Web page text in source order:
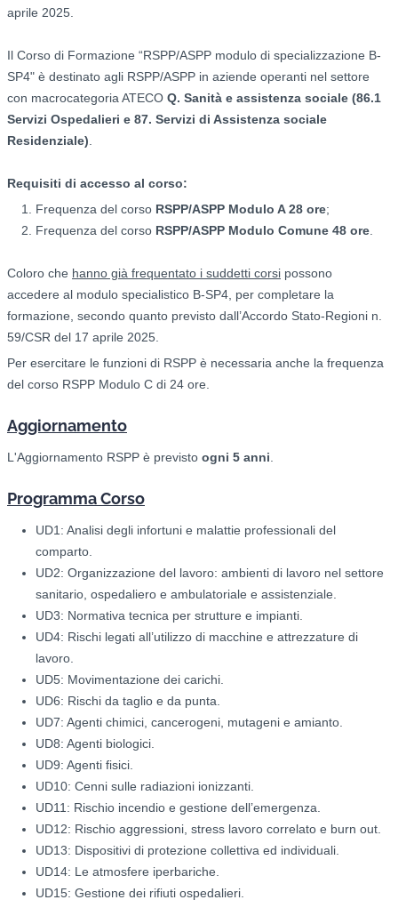
aprile 2025.
Il Corso di Formazione “RSPP/ASPP modulo di specializzazione B-
SP4" è destinato agli RSPP/ASPP in aziende operanti nel settore
con macrocategoria ATECO Q. Sanità e assistenza sociale (86.1
Servizi Ospedalieri e 87. Servizi di Assistenza sociale
Residenziale).
Requisiti di accesso al corso:
Frequenza del corso RSPP/ASPP Modulo A 28 ore;
Frequenza del corso RSPP/ASPP Modulo Comune 48 ore.
Coloro che hanno già frequentato i suddetti corsi possono
accedere al modulo specialistico B-SP4, per completare la
formazione, secondo quanto previsto dall’Accordo Stato-Regioni n.
59/CSR del 17 aprile 2025.
Per esercitare le funzioni di RSPP è necessaria anche la frequenza
del corso RSPP Modulo C di 24 ore.
Aggiornamento
L'Aggiornamento RSPP è previsto ogni 5 anni.
Programma Corso
UD1: Analisi degli infortuni e malattie professionali del
comparto.
UD2: Organizzazione del lavoro: ambienti di lavoro nel settore
sanitario, ospedaliero e ambulatoriale e assistenziale.
UD3: Normativa tecnica per strutture e impianti.
UD4: Rischi legati all’utilizzo di macchine e attrezzature di
lavoro.
UD5: Movimentazione dei carichi.
UD6: Rischi da taglio e da punta.
UD7: Agenti chimici, cancerogeni, mutageni e amianto.
UD8: Agenti biologici.
UD9: Agenti fisici.
UD10: Cenni sulle radiazioni ionizzanti.
UD11: Rischio incendio e gestione dell’emergenza.
UD12: Rischio aggressioni, stress lavoro correlato e burn out.
UD13: Dispositivi di protezione collettiva ed individuali.
UD14: Le atmosfere iperbariche.
UD15: Gestione dei rifiuti ospedalieri.